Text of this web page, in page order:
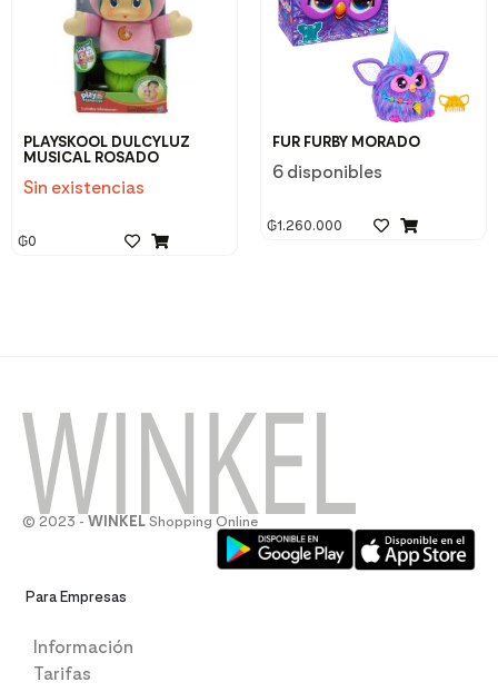
PLAYSKOOL DULCYLUZ
MUSICAL ROSADO
Sin existencias
₲0
FUR FURBY MORADO
6 disponibles
₲1.260.000
© 2023 - WINKEL Shopping Online
Para Empresas
Información
Tarifas